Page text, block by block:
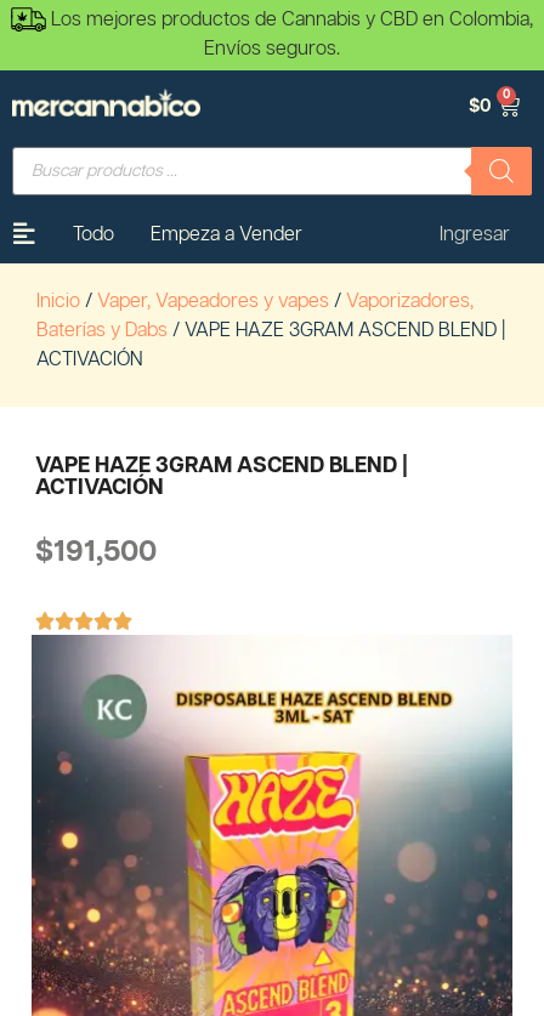
Los mejores productos de Cannabis y CBD en Colombia,
Envíos seguros.
$0
0
Todo Empeza a Vender Ingresar
Inicio / Vaper, Vapeadores y vapes / Vaporizadores,
Baterías y Dabs / VAPE HAZE 3GRAM ASCEND BLEND |
ACTIVACIÓN
VAPE HAZE 3GRAM ASCEND BLEND |
ACTIVACIÓN
$191,500
